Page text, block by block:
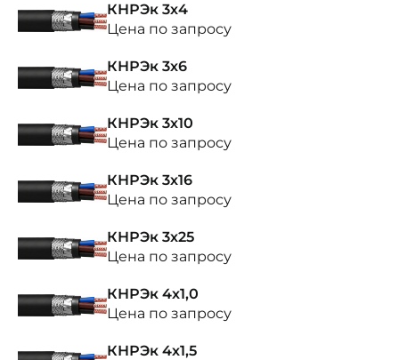
КНРЭк 3х4
Цена по запросу
КНРЭк 3х6
Цена по запросу
КНРЭк 3х10
Цена по запросу
КНРЭк 3х16
Цена по запросу
КНРЭк 3х25
Цена по запросу
КНРЭк 4х1,0
Цена по запросу
КНРЭк 4х1,5